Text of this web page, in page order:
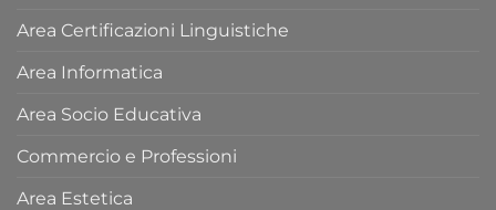
Area Certificazioni Linguistiche
Area Informatica
Area Socio Educativa
Commercio e Professioni
Area Estetica